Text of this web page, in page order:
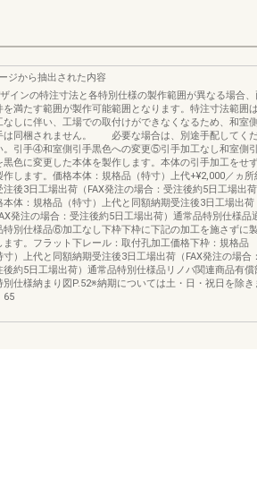
ジから抽出された内容
インの特注寸法と各特別仕様の製作範囲が異なる場合、
を満たす範囲が製作可能範囲となります。特注寸法範囲
なしに伴い、工場での取付けができなくなるため、和室側
は同梱されません。 必要な場合は、別途手配してく
。引手④和室側引手黒色への変更⑤引手加工なし和室側引
黒色に変更した本体を製作します。本体の引手加工をせ
作します。価格本体：規格品（特寸）上代+¥2,000／ヵ所
注後3日工場出荷（FAX発注の場合：受注後約5日工場出荷
本体：規格品（特寸）上代と同額納期受注後3日工場出荷
発注の場合：受注後約5日工場出荷）通常品特別仕様品
特別仕様品⑥加工なし下枠下枠に下記の加工を施さずに製
ます。フラット下レール：取付孔加工価格下枠：規格品
寸）上代と同額納期受注後3日工場出荷（FAX発注の場合：
後約5日工場出荷）通常品特別仕様品リノバ関連商品有償
別仕様納まり図P.52※納期については土・日・祝日を除き
65